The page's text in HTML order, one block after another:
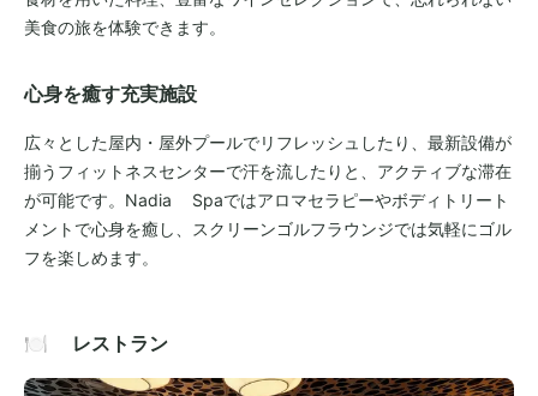
美食の旅を体験できます。
心身を癒す充実施設
広々とした屋内・屋外プールでリフレッシュしたり、最新設備が
揃うフィットネスセンターで汗を流したりと、アクティブな滞在
が可能です。Nadia Spaではアロマセラピーやボディトリート
メントで心身を癒し、スクリーンゴルフラウンジでは気軽にゴル
フを楽しめます。
🍽️ レストラン